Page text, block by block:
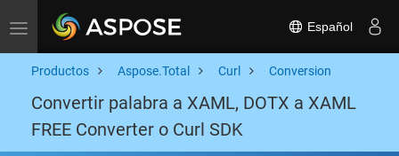
Toggle navigation Español
Productos Aspose.Total Curl Conversion
Convertir palabra a XAML, DOTX a XAML
FREE Converter o Curl SDK